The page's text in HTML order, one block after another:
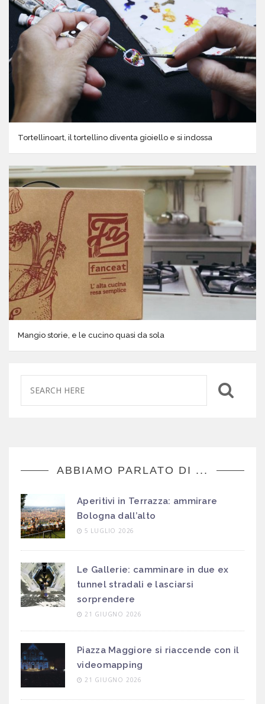
Tortellinoart, il tortellino diventa gioiello e si indossa
Mangio storie, e le cucino quasi da sola
ABBIAMO PARLATO DI ...
Aperitivi in Terrazza: ammirare
Bologna dall’alto
5 LUGLIO 2026
Le Gallerie: camminare in due ex
tunnel stradali e lasciarsi
sorprendere
21 GIUGNO 2026
Piazza Maggiore si riaccende con il
videomapping
21 GIUGNO 2026